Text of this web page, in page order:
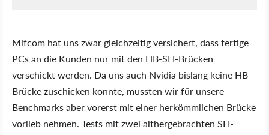
Mifcom hat uns zwar gleichzeitig versichert, dass fertige
PCs an die Kunden nur mit den HB-SLI-Brücken
verschickt werden. Da uns auch Nvidia bislang keine HB-
Brücke zuschicken konnte, mussten wir für unsere
Benchmarks aber vorerst mit einer herkömmlichen Brücke
vorlieb nehmen. Tests mit zwei althergebrachten SLI-